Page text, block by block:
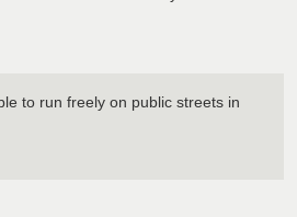
to run freely on public streets in